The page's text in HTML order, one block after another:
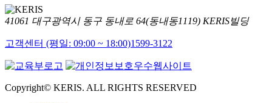
41061 대구광역시 동구 동내로 64(동내동1119) KERIS빌딩
고객센터 (평일: 09:00 ~ 18:00)1599-3122
Copyright© KERIS. ALL RIGHTS RESERVED